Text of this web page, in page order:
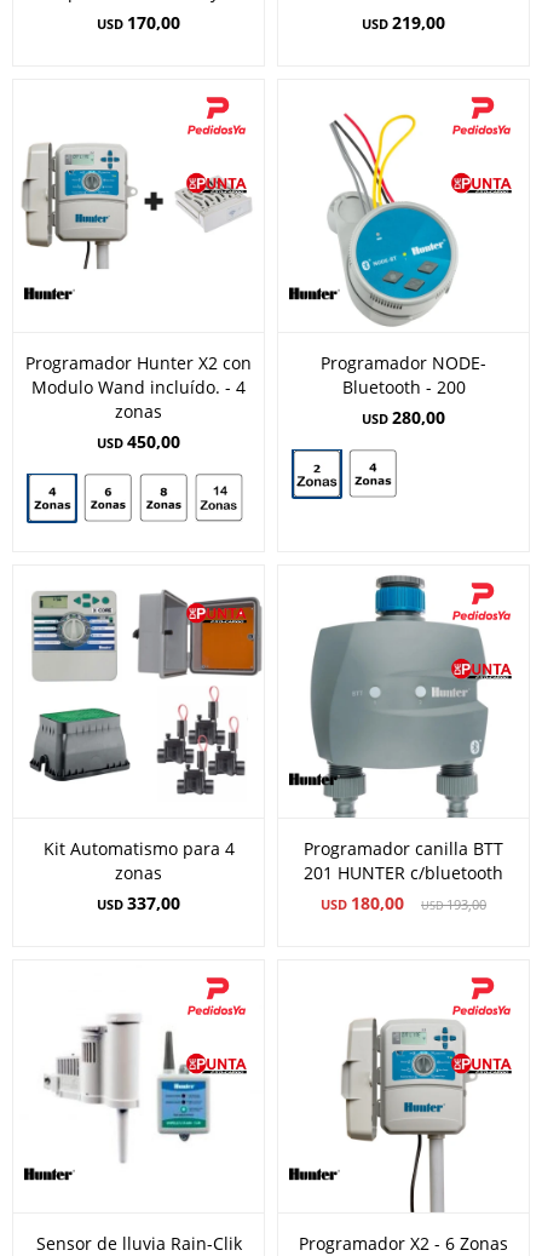
USD 170,00 USD 219,00
Programador Hunter X2 con
Modulo Wand incluído. - 4
zonas
USD 450,00
Programador NODE-
Bluetooth - 200
USD 280,00
Kit Automatismo para 4
zonas
USD 337,00
Programador canilla BTT
201 HUNTER c/bluetooth
USD 180,00 USD193,00
Sensor de lluvia Rain-Clik
Programador X2 - 6 Zonas